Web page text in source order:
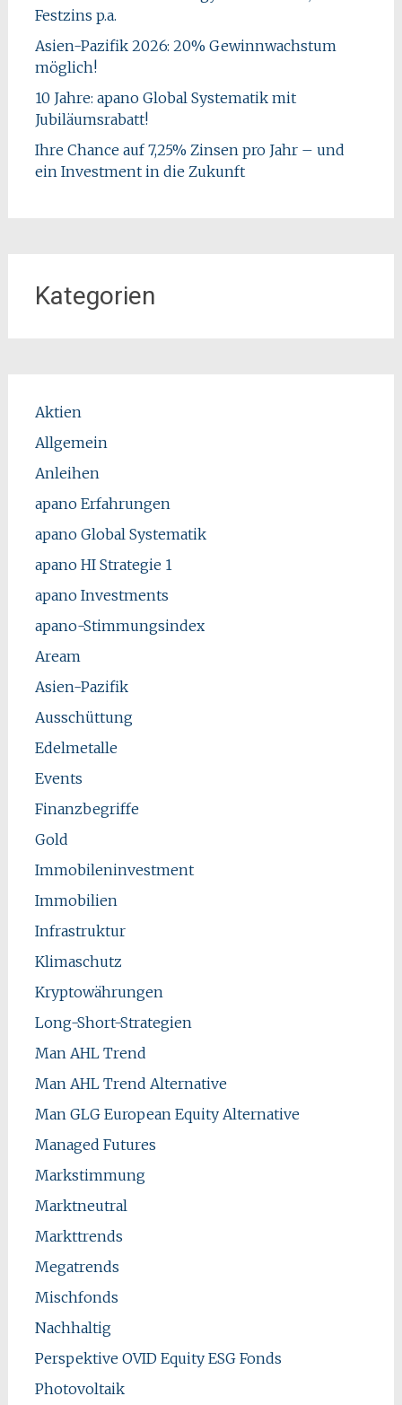
Festzins p.a.
Asien-Pazifik 2026: 20% Gewinnwachstum
möglich!
10 Jahre: apano Global Systematik mit
Jubiläumsrabatt!
Ihre Chance auf 7,25% Zinsen pro Jahr – und
ein Investment in die Zukunft
Kategorien
Aktien
Allgemein
Anleihen
apano Erfahrungen
apano Global Systematik
apano HI Strategie 1
apano Investments
apano-Stimmungsindex
Aream
Asien-Pazifik
Ausschüttung
Edelmetalle
Events
Finanzbegriffe
Gold
Immobileninvestment
Immobilien
Infrastruktur
Klimaschutz
Kryptowährungen
Long-Short-Strategien
Man AHL Trend
Man AHL Trend Alternative
Man GLG European Equity Alternative
Managed Futures
Markstimmung
Marktneutral
Markttrends
Megatrends
Mischfonds
Nachhaltig
Perspektive OVID Equity ESG Fonds
Photovoltaik